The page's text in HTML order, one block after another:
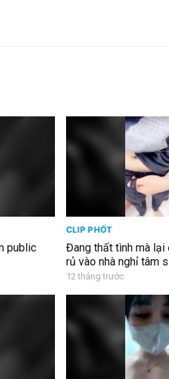
public
CLIP PHỐT
Đang thất tình mà lại
rủ vào nhà nghỉ tâm
12 tháng trước